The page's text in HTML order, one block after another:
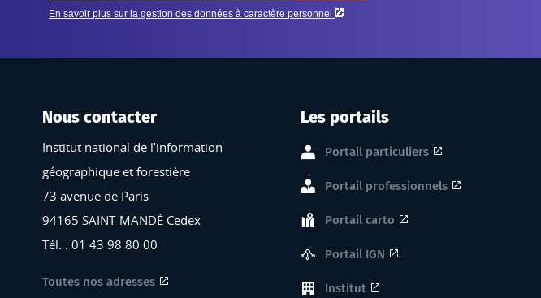
Nous contacter
Institut national de l’information
géographique et forestière
73 avenue de Paris
94165 SAINT-MANDÉ Cedex
Tél. : 01 43 98 80 00
Toutes nos adresses
Les portails
Portail particuliers
Portail professionnels
Portail carto
Portail IGN
Institut